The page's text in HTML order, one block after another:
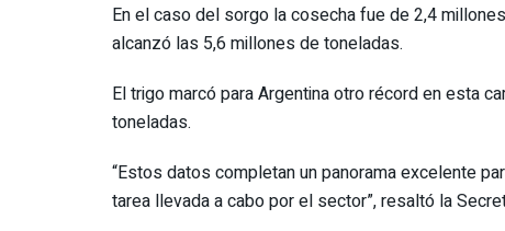
En el caso del sorgo la cosecha fue de 2,4
alcanzó las 5,6 millones de toneladas.
El trigo marcó para Argentina otro récord en esta
toneladas.
“Estos datos completan un panorama excelente
tarea llevada a cabo por el sector”, resaltó la